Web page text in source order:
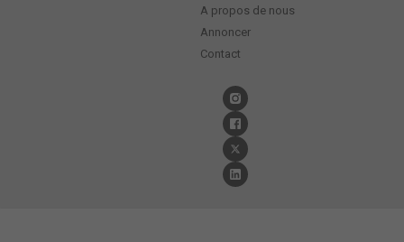
A propos de nous
Annoncer
Contact